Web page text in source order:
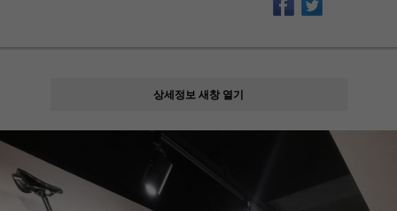
상세정보 새창 열기